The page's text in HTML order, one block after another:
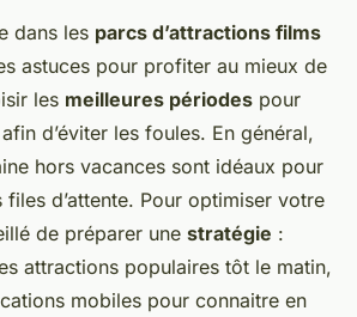
dans les parcs d’attractions films
astuces pour profiter au mieux de
les meilleures périodes pour
d’éviter les foules. En général,
hors vacances sont idéaux pour
d’attente. Pour optimiser votre
de préparer une stratégie :
attractions populaires tôt le matin,
mobiles pour connaitre en